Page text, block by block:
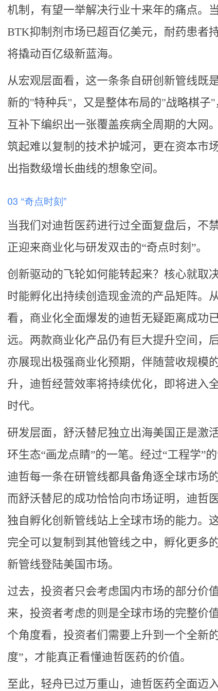
机制，有望一举解决行业十来年的痛点。
BTK抑制剂市场已超百亿美元，耐药患者
将撬动百亿级新蓝海。
从宏观层面看，这一条条自研创新管线既
新的"特种兵"，又是整体布局的"战略棋子"
互补下编织出一张覆盖疾病全周期的大网
筑起难以复制的技术护城河，更在资本市
出指数级增长曲线的想象空间。
03 “奇点时刻”
当我们对迪哲医药进行过全面复盘后，不
正迎来商业化与研发双击的“奇点时刻”。
创新驱动的飞轮如何能转起来？核心就取
时能孵化出持续创造现金流的产品矩阵。
看，商业化全面爆发的迪哲无疑距离成功
远。两款商业化产品仍有巨大提升空间，
亦展现出极强商业化预期，伴随营收规模
升，迪哲经营效率将持续优化，即将进入
时代。
研发层面，舒沃替尼独立出海美国正是激
环生态“画龙点睛”的一笔。经过“工程学”
迪哲每一条在研管线都具备角逐全球市场
而舒沃替尼的成功恰恰向市场证明，迪哲
独自孵化创新管线站上全球市场的能力。
完全可以复制到其他管线之中，孵化更多
新管线登陆美国市场。
过去，投资者只会考虑国内市场的部分价
来，投资者考虑的则是全球市场的完整价
个角度看，投资者们需要上升到一个全新
度”，才能真正看懂迪哲医药的价值。
至此，轻舟已过万重山，迪哲医药全面迈